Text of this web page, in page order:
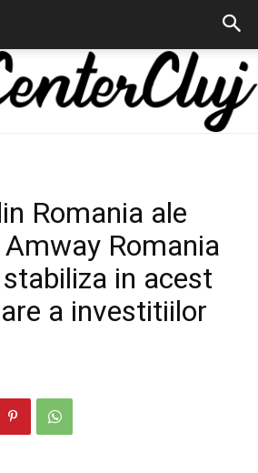
Center
Romania ale
Romania
in acest
a investitiilor